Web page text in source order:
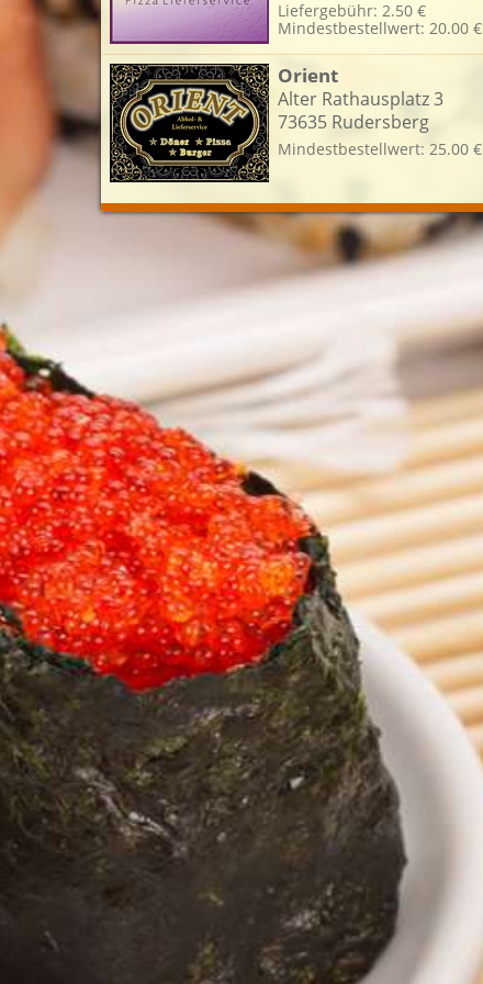
Liefergebühr: 2.50 €
Mindestbestellwert: 20.00 €
Orient
Alter Rathausplatz 3
73635 Rudersberg
Mindestbestellwert: 25.00 €